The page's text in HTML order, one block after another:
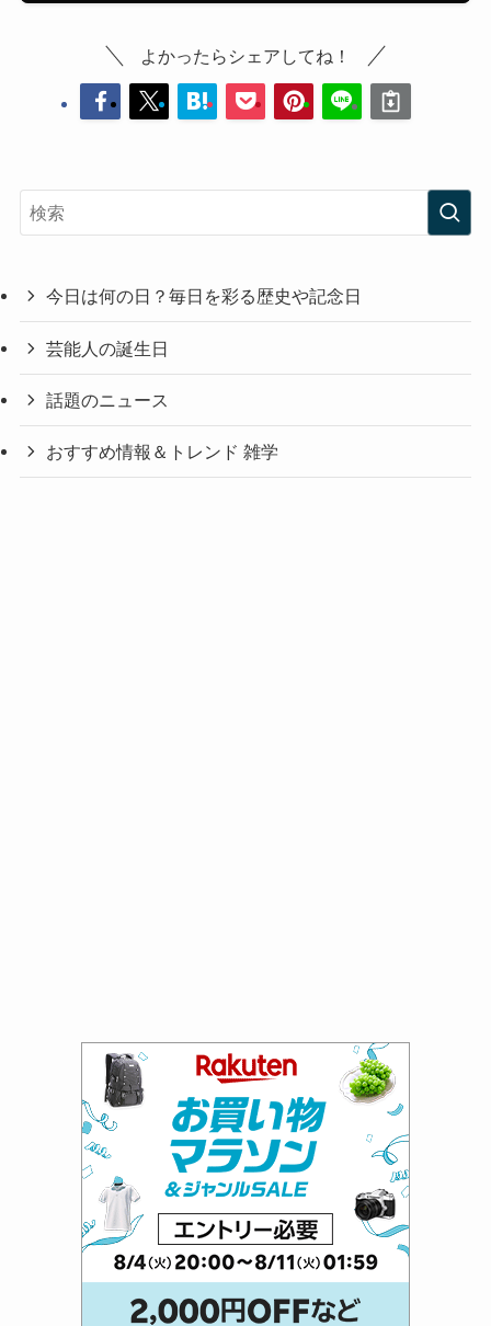
よかったらシェアしてね！
今日は何の日？毎日を彩る歴史や記念日
芸能人の誕生日
話題のニュース
おすすめ情報＆トレンド 雑学